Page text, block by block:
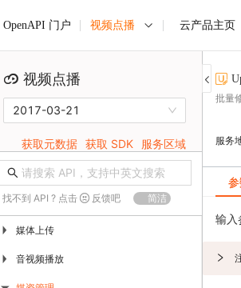
OpenAPI 门户 视频点播 云产品主页
视频点播
2017-03-21
获取元数据 获取 SDK 服务区域
找不到 API ? 点击 反馈吧 简洁
▶ 媒体上传
▶ 音视频播放
批量
服务
输入